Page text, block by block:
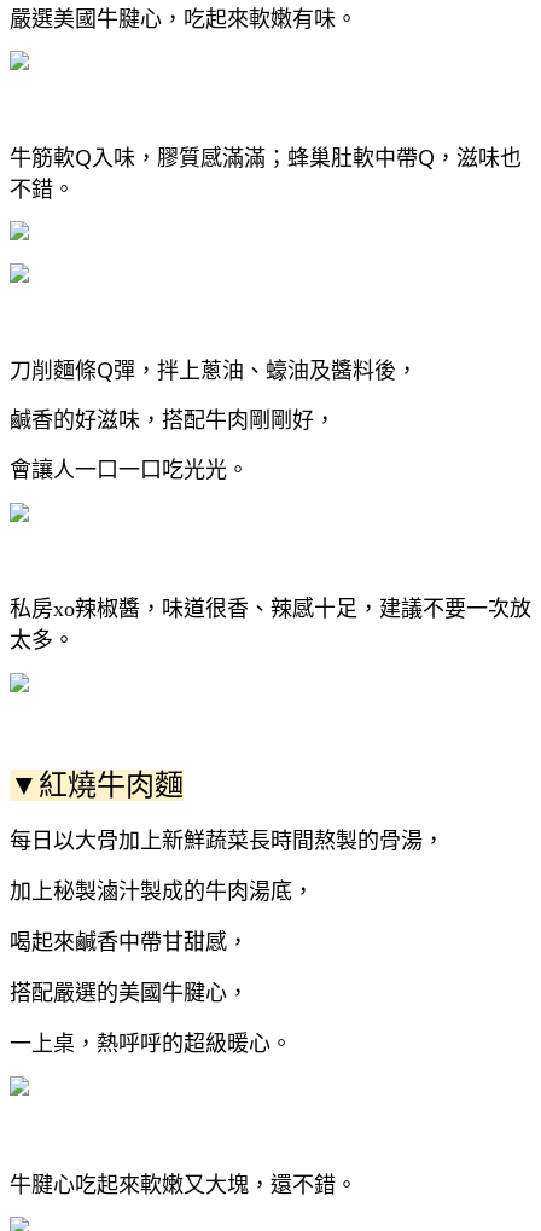
嚴選美國牛腱心，吃起來軟嫩有味。
牛筋軟Q入味，膠質感滿滿；蜂巢肚軟中帶Q，滋味也
不錯。
刀削麵條Q彈，拌上蔥油、蠔油及醬料後，
鹹香的好滋味，搭配牛肉剛剛好，
會讓人一口一口吃光光。
私房xo辣椒醬，味道很香、辣感十足，建議不要一次放
太多。
▼紅燒牛肉麵
每日以大骨加上新鮮蔬菜長時間熬製的骨湯，
加上秘製滷汁製成的牛肉湯底，
喝起來鹹香中帶甘甜感，
搭配嚴選的美國牛腱心，
一上桌，熱呼呼的超級暖心。
牛腱心吃起來軟嫩又大塊，還不錯。